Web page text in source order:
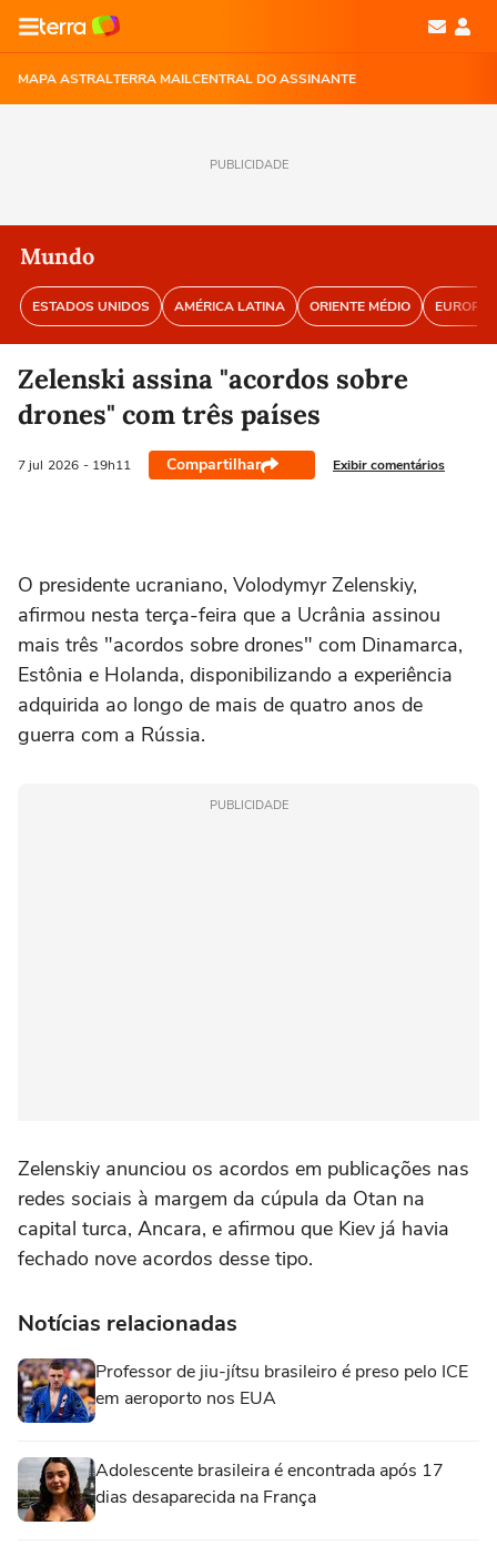
MAPA ASTRALTERRA MAILCENTRAL DO ASSINANTE
PUBLICIDADE
Mundo
ESTADOS UNIDOS AMÉRICA LATINA ORIENTE MÉDIO EUROPA
Zelenski assina "acordos sobre
drones" com três países
7 jul 2026 - 19h11 Compartilhar Exibir comentários
O presidente ucraniano, Volodymyr Zelenskiy,
‌afirmou nesta terça-feira que a Ucrânia assinou
mais três "acordos sobre drones" com Dinamarca,
Estônia e Holanda, disponibilizando a experiência
adquirida ao longo de mais de quatro anos de
guerra com ⁠a Rússia.
PUBLICIDADE
Zelenskiy anunciou os acordos em publicações nas
‌redes sociais à margem da cúpula da Otan na
capital turca, Ancara, e ‌afirmou que Kiev já havia
‌fechado nove acordos desse tipo.
Notícias relacionadas
Professor de jiu-jítsu brasileiro é preso pelo ICE
em aeroporto nos EUA
Adolescente brasileira é encontrada após 17
dias desaparecida na França